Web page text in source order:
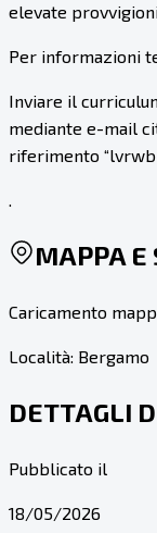
elevate
Per informazioni
Inviare il
mediante e-mail
riferimento “lvrwb
.
MAPPA E
Caricamento
Località: Bergamo
DETTAGLI
Pubblicato il
18/05/2026